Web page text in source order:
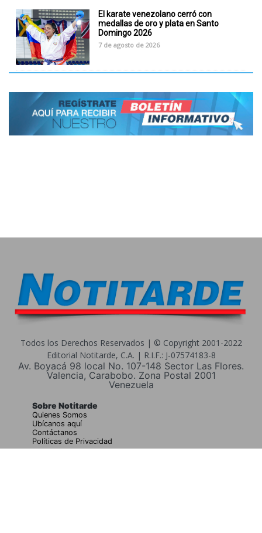
El karate venezolano cerró con
medallas de oro y plata en Santo
Domingo 2026
7 de agosto de 2026
Todos los Derechos Reservados | © Copyright 2001-2022
Editorial Notitarde, C.A. | R.I.F.: J-07574183-8
Av. Boyacá 98 local No. 107-148 Sector Las Flores.
Valencia, Carabobo. Zona Postal 2001
Venezuela
Sobre Notitarde
Quienes Somos
Ubícanos aquí
Contáctanos
Políticas de Privacidad